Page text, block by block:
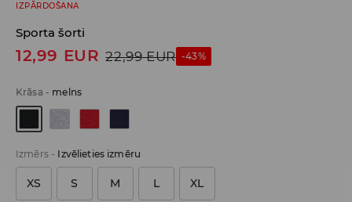
IZPĀRDOŠANA
Sporta šorti
12,99 EUR 22,99 EUR -43%
Krāsa - melns
Izmērs- Izvēlieties izmēru
XS S M L XL